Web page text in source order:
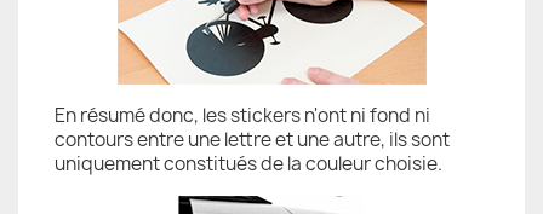
En résumé donc, les stickers n'ont ni fond ni
contours entre une lettre et une autre, ils sont
uniquement constitués de la couleur choisie.